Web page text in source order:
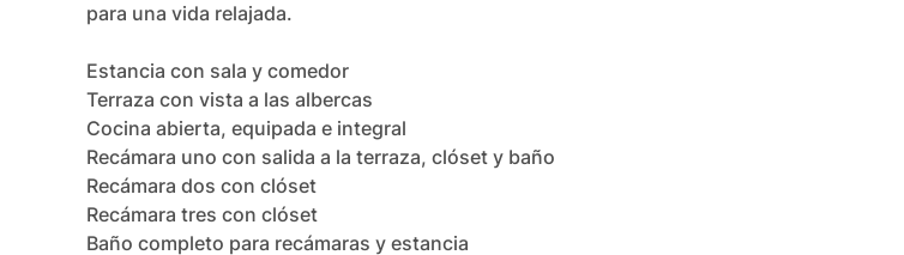
para una vida relajada.
Estancia con sala y comedor
Terraza con vista a las albercas
Cocina abierta, equipada e integral
Recámara uno con salida a la terraza, clóset y baño
Recámara dos con clóset
Recámara tres con clóset
Baño completo para recámaras y estancia